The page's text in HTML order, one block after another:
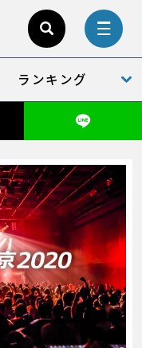
ランキング